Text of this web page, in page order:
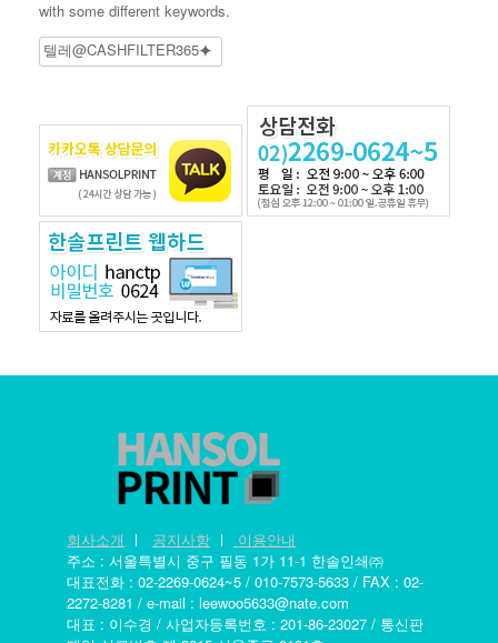
with some different keywords.
Search
회사소개 ㅣ 공지사항 ㅣ
이용안내
주소 : 서울특별시 중구 필동 1가 11-1 한솔인쇄㈜
대표전화 : 02-2269-0624~5 / 010-7573-5633 / FAX : 02-
2272-8281 / e-mail : leewoo5633@nate.com
대표 : 이수경 / 사업자등록번호 : 201-86-23027 / 통신판